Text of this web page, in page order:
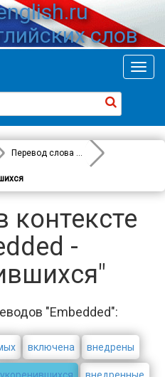
слов
Перевод слова
Embedded
-
"Embedded":
включена внедрены